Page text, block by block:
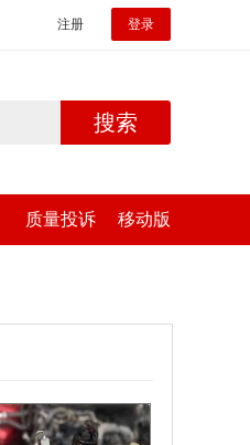
注册 登录
搜索
质量投诉 移动版